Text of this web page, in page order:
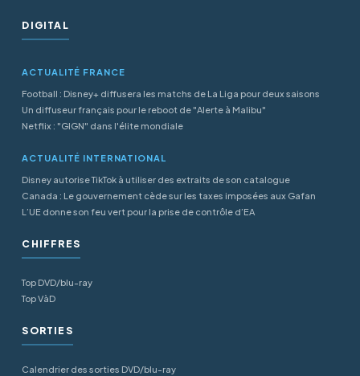
DIGITAL
ACTUALITÉ FRANCE
Football : Disney+ diffusera les matchs de La Liga pour deux saisons
Un diffuseur français pour le reboot de "Alerte à Malibu"
Netflix : "GIGN" dans l'élite mondiale
ACTUALITÉ INTERNATIONAL
Disney autorise TikTok à utiliser des extraits de son catalogue
Canada : Le gouvernement cède sur les taxes imposées aux Gafan
L’UE donne son feu vert pour la prise de contrôle d’EA
CHIFFRES
Top DVD/blu-ray
Top VàD
SORTIES
Calendrier des sorties DVD/blu-ray